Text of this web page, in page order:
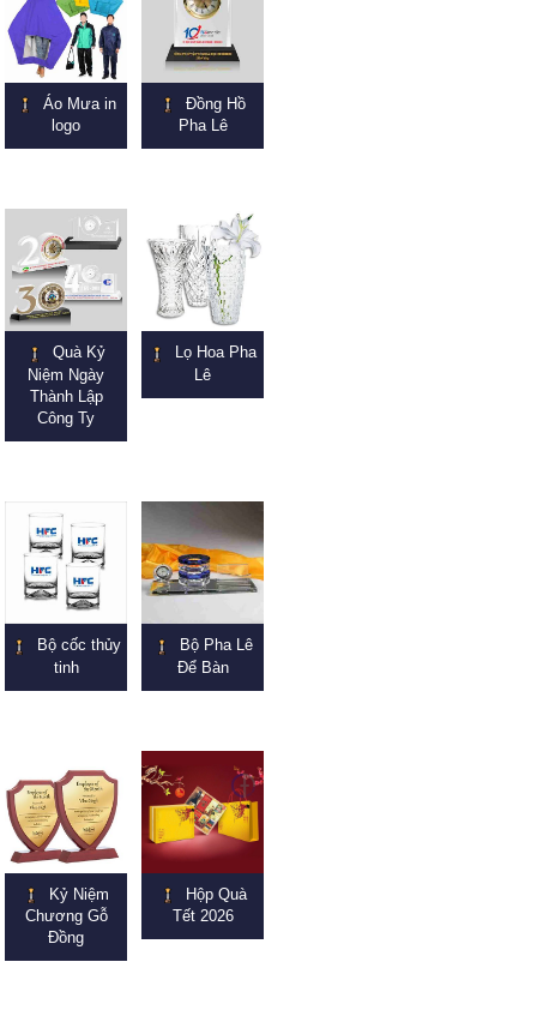
Áo Mưa in
logo
Đồng Hồ
Pha Lê
Quà Kỷ
Niệm Ngày
Thành Lập
Công Ty
Lọ Hoa Pha
Lê
Bộ cốc thủy
tinh
Bộ Pha Lê
Để Bàn
Kỷ Niệm
Chương Gỗ
Đồng
Hộp Quà
Tết 2026